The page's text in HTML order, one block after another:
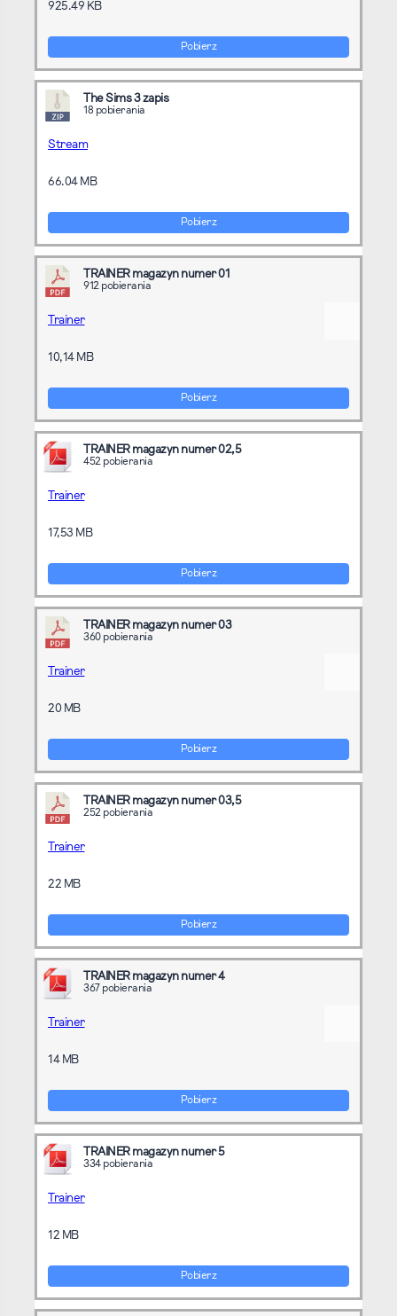
925.49 KB
Pobierz
The Sims 3 zapis
18 pobierania
Stream
66.04 MB
Pobierz
TRAINER magazyn numer 01
912 pobierania
Trainer
10,14 MB
Pobierz
TRAINER magazyn numer 02,5
452 pobierania
Trainer
17,53 MB
Pobierz
TRAINER magazyn numer 03
360 pobierania
Trainer
20 MB
Pobierz
TRAINER magazyn numer 03,5
252 pobierania
Trainer
22 MB
Pobierz
TRAINER magazyn numer 4
367 pobierania
Trainer
14 MB
Pobierz
TRAINER magazyn numer 5
334 pobierania
Trainer
12 MB
Pobierz